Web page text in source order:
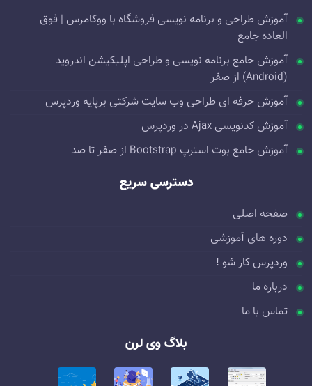
آموزش طراحی و برنامه نویسی فروشگاه با ووکامرس | فوق
العاده جامع
آموزش جامع برنامه نویسی و طراحی اپلیکیشن اندروید
(Android) از صفر
آموزش حرفه ای طراحی وب سایت شرکتی برپایه وردپرس
آموزش کدنویسی Ajax در وردپرس
آموزش جامع بوت استرپ Bootstrap از صفر تا صد
دسترسی سریع
صفحه اصلی
دوره های آموزشی
وردپرس کار شو !
درباره ما
تماس با ما
بلاگ وی لرن